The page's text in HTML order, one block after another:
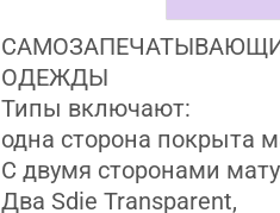
ОДЕЖДЫ
Типы включают:
одна сторона покрыта
С двумя сторонами
Два Sdie Transparent,